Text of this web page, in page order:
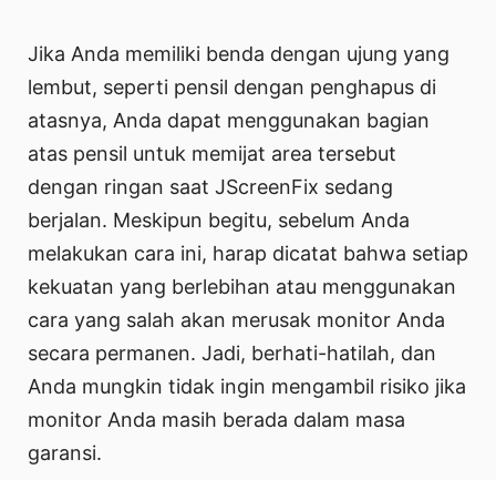
Jika Anda memiliki benda dengan ujung yang
lembut, seperti pensil dengan penghapus di
atasnya, Anda dapat menggunakan bagian
atas pensil untuk memijat area tersebut
dengan ringan saat JScreenFix sedang
berjalan. Meskipun begitu, sebelum Anda
melakukan cara ini, harap dicatat bahwa setiap
kekuatan yang berlebihan atau menggunakan
cara yang salah akan merusak monitor Anda
secara permanen. Jadi, berhati-hatilah, dan
Anda mungkin tidak ingin mengambil risiko jika
monitor Anda masih berada dalam masa
garansi.